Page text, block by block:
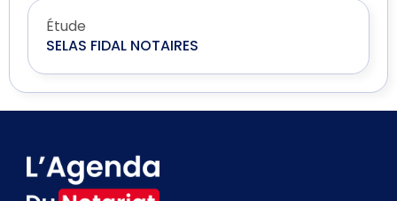
Étude
SELAS FIDAL NOTAIRES